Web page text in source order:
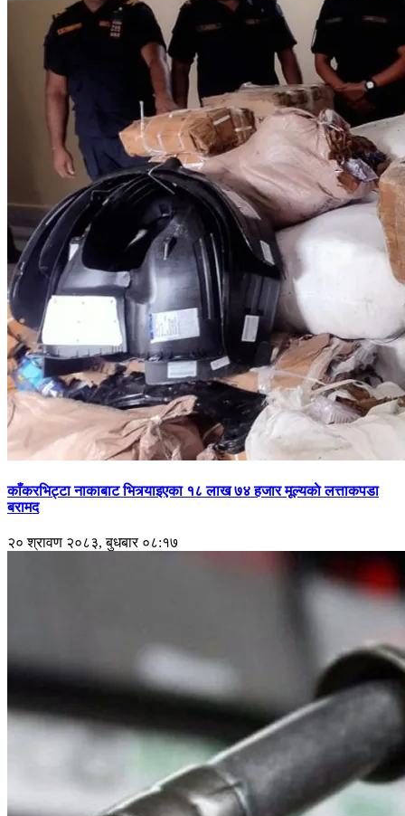
काँकरभिट्टा नाकाबाट भित्र्याइएका १८ लाख ७४ हजार मूल्यकाे लत्ताकपडा
बरामद
२० श्रावण २०८३, बुधबार ०८:१७